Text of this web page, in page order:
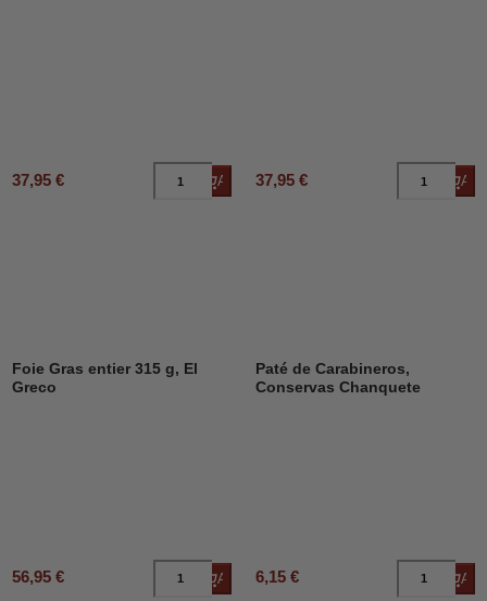
37,95 € Añadir al carrito
37,95 €
Foie Gras entier 315 g, El
Greco
56,95 € Añadir al carrito
Paté de Carabineros,
Conservas Chanquete
6,15 €